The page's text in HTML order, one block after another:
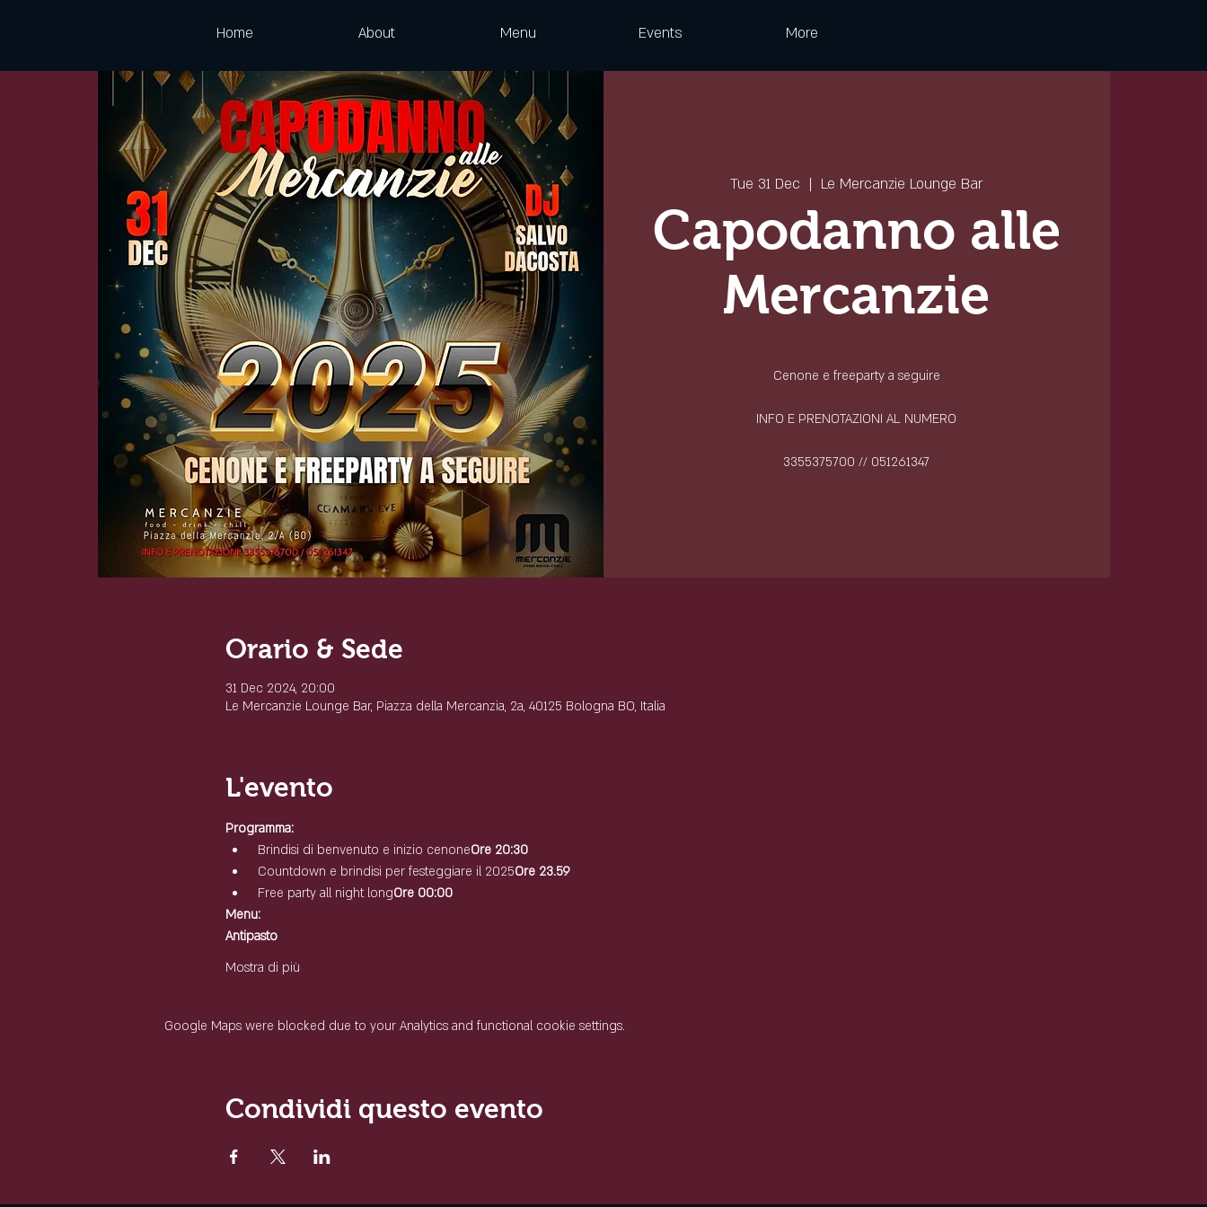
Home About Menu Events More
Tue 31 Dec
  |
Le Mercanzie Lounge Bar
Capodanno alle
Mercanzie
Cenone e freeparty a seguire
INFO E PRENOTAZIONI AL NUMERO
3355375700 // 051261347
Orario & Sede
31 Dec 2024, 20:00
Le Mercanzie Lounge Bar, Piazza della Mercanzia, 2a, 40125 Bologna BO, Italia
L'evento
Programma:
Brindisi di benvenuto e inizio cenoneOre 20:30
Countdown e brindisi per festeggiare il 2025Ore 23.59
Free party all night longOre 00:00
Menu:
Antipasto
Mostra di più
Google Maps were blocked due to your Analytics and functional cookie settings.
Condividi questo evento